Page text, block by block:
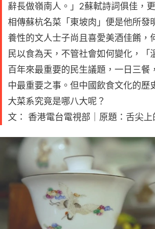
辭長做嶺南人。」2蘇軾詩詞俱佳，
相傳蘇杭名菜「東坡肉」便是他所發
養性的文人士子尚且喜愛美酒佳餚，
民以食為天，不管社會如何變化，「
百年來最重要的民生議題，一日三餐
中最重要之事。但中國飲食文化的歷
大菜系究竟是哪八大呢？
文： 香港電台電視部｜原題：舌尖上